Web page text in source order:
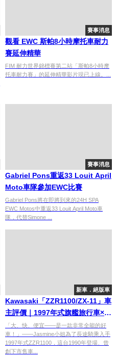
賽事消息
觀看 EWC 斯帕8小時摩托車耐力
賽延伸精華
FIM 耐力世界錦標賽第二站「斯帕8小時摩
托車耐力賽」的延伸精華影片現已上線。...
賽事消息
Gabriel Pons重返33 Louit April
Moto車隊參加EWC比賽
Gabriel Pons將在即將到來的24H SPA
EWC Motos中重返33 Louit April Moto車
隊，代替Simone ...
新車．絕版車
Kawasaki「ZZR1100/ZX-11」車
主評價｜1997年式旗艦旅行車×低
中轉速輕鬆加速×高速巡航舒適，
傳奇名車真實心得【Webike愛車
精選】
「大、快、便宜——是一款非常全能的好
車！」——Jasmine小姐為了長途騎乘入手
1997年式ZZR1100，這台1990年登場、曾
創下市售車...